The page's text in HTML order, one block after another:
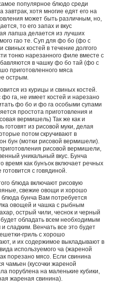
популярное блюдо среди
хотя многие едят его на
может быть различным, но,
то его запах и вкус
лапша делается из лучших
гао те. Суп для фо бо (фо с
свиных костей в течение долгого
тонко нарезанного филе вместе с
в чашку фо бо тай (фо с
приготовленного мяса
острым.
из курицы и свиных костей.
га, не имеет костей и нарезано
фо бо и фо га особыми супами
простота приготовления и
вермишель) Так же как и
из рисовой муки, делая
потом скручивают в
бун (мотки рисовой вермишели).
рисовой вермишели,
уникальный вкус. Бунча
время как бунъок включает речных
с говядиной.
блюда включают рисовую
свежие овощи и хорошо
бунча Вам потребуется
овощей и чашка с рыбным
острый чили, чеснок и черный
обладать всем необходимым
сладким. Венчать все это будет
гриль с хорошо
и их содержимое выкладывают в
используемого ча (жареной
порезано мясо. Если свинина
чамьен (кусочки жареной
порублена на маленькие кубики,
жареная свинина).